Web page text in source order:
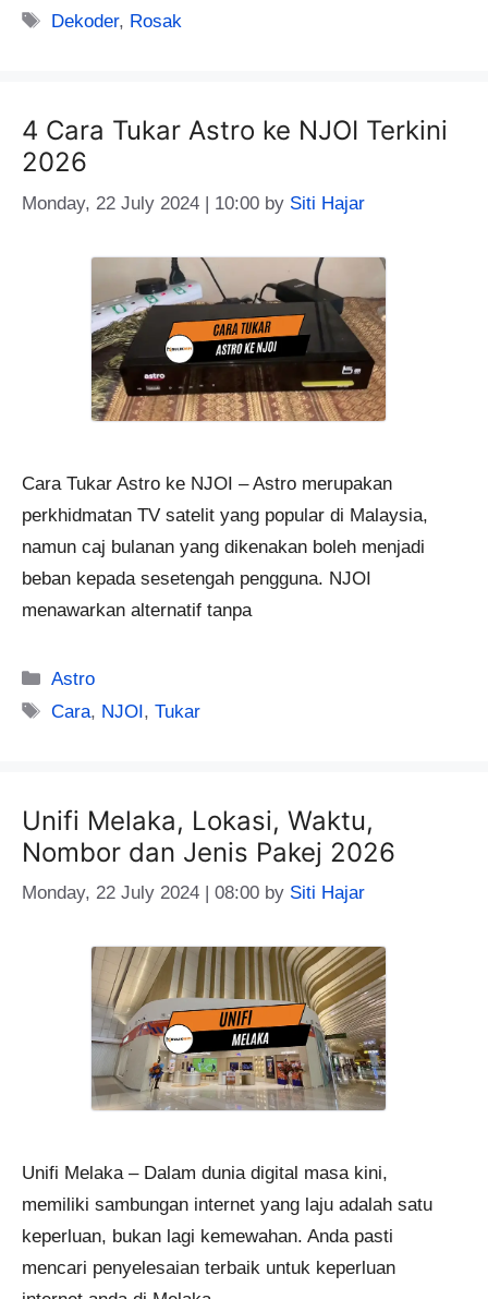
Tags
Dekoder, Rosak
4 Cara Tukar Astro ke NJOI Terkini
2026
Monday, 22 July 2024 | 10:00 by Siti Hajar
Cara Tukar Astro ke NJOI – Astro merupakan
perkhidmatan TV satelit yang popular di Malaysia,
namun caj bulanan yang dikenakan boleh menjadi
beban kepada sesetengah pengguna. NJOI
menawarkan alternatif tanpa
Categories
Astro
Tags
Cara, NJOI,Tukar
Unifi Melaka, Lokasi, Waktu,
Nombor dan Jenis Pakej 2026
Monday, 22 July 2024 | 08:00 by Siti Hajar
Unifi Melaka – Dalam dunia digital masa kini,
memiliki sambungan internet yang laju adalah satu
keperluan, bukan lagi kemewahan. Anda pasti
mencari penyelesaian terbaik untuk keperluan